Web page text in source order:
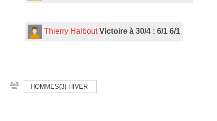
Thierry Halbout Victoire à 30/4 : 6/1 6/1
HOMMES(3) HIVER